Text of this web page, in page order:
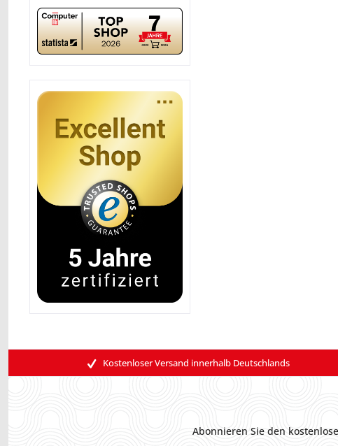
Kostenloser Versand innerhalb Deutschlands
Abonnieren Sie den